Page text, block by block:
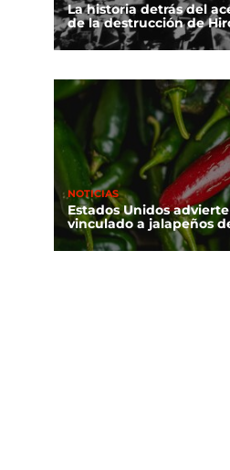
La historia detrás del
de la destrucción de
NOTICIAS
Estados Unidos
vinculado a jalapeños